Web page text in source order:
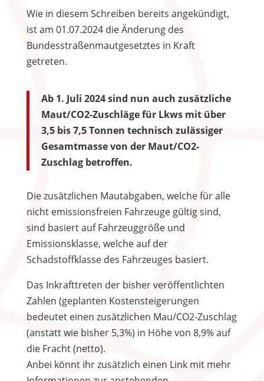
Wie in diesem Schreiben bereits angekündigt,
ist am 01.07.2024 die Änderung des
Bundesstraßenmautgesetztes in Kraft
getreten.
Ab 1. Juli 2024 sind nun auch zusätzliche
Maut/CO2-Zuschläge für Lkws mit über
3,5 bis 7,5 Tonnen technisch zulässiger
Gesamtmasse von der Maut/CO2-
Zuschlag betroffen.
Die zusätzlichen Mautabgaben, welche für alle
nicht emissionsfreien Fahrzeuge gültig sind,
sind basiert auf Fahrzeuggröße und
Emissionsklasse, welche auf der
Schadstoffklasse des Fahrzeuges basiert.
Das Inkrafttreten der bisher veröffentlichten
Zahlen (geplanten Kostensteigerungen
bedeutet einen zusätzlichen Mau/CO2-Zuschlag
(anstatt wie bisher 5,3%) in Höhe von 8,9% auf
die Fracht (netto).
Anbei könnt ihr zusätzlich einen Link mit mehr